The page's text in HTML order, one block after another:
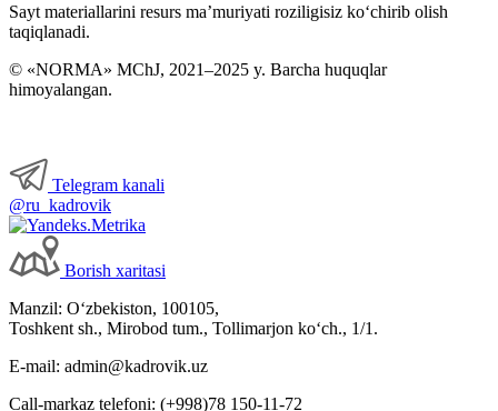
Sayt materiallarini resurs ma’muriyati roziligisiz koʻchirib olish
taqiqlanadi.
© «NORMA» MChJ, 2021–2025 y. Barcha huquqlar
himoyalangan.
Telegram kanali
@ru_kadrovik
Borish хaritasi
Manzil: Oʻzbekiston, 100105,
Toshkent sh., Mirobod tum., Tollimarjon koʻch., 1/1.
E-mail: admin@kadrovik.uz
Call-markaz telefoni: (+998)78 150-11-72